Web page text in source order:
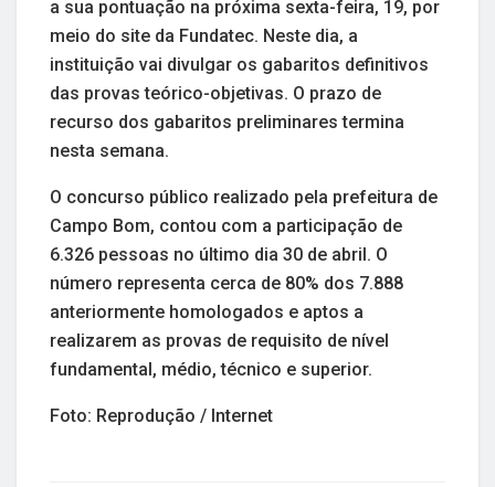
a sua pontuação na próxima sexta-feira, 19, por
meio do site da Fundatec. Neste dia, a
instituição vai divulgar os gabaritos definitivos
das provas teórico-objetivas. O prazo de
recurso dos gabaritos preliminares termina
nesta semana.
O concurso público realizado pela prefeitura de
Campo Bom, contou com a participação de
6.326 pessoas no último dia 30 de abril. O
número representa cerca de 80% dos 7.888
anteriormente homologados e aptos a
realizarem as provas de requisito de nível
fundamental, médio, técnico e superior.
Foto: Reprodução / Internet